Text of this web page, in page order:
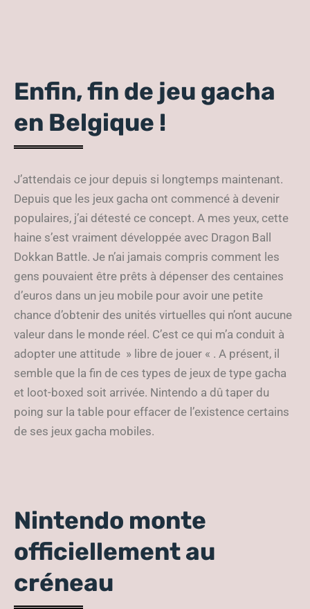
Enfin, fin de jeu gacha
en Belgique !
J’attendais ce jour depuis si longtemps maintenant.
Depuis que les jeux gacha ont commencé à devenir
populaires, j’ai détesté ce concept. A mes yeux, cette
haine s’est vraiment développée avec Dragon Ball
Dokkan Battle. Je n’ai jamais compris comment les
gens pouvaient être prêts à dépenser des centaines
d’euros dans un jeu mobile pour avoir une petite
chance d’obtenir des unités virtuelles qui n’ont aucune
valeur dans le monde réel. C’est ce qui m’a conduit à
adopter une attitude » libre de jouer « . A présent, il
semble que la fin de ces types de jeux de type gacha
et loot-boxed soit arrivée. Nintendo a dû taper du
poing sur la table pour effacer de l’existence certains
de ses jeux gacha mobiles.
Nintendo monte
officiellement au
créneau